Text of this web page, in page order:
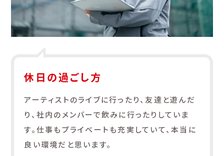
休日の過ごし方
アーティストのライブに行ったり、友達と遊んだ
り、社内のメンバーで飲みに行ったりしていま
す。仕事もプライベートも充実していて、本当に
良い環境だと思います。